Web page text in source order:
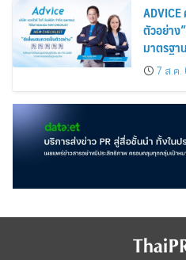
ตัวอย่าง
มาตรฐ
7 ส.ค.